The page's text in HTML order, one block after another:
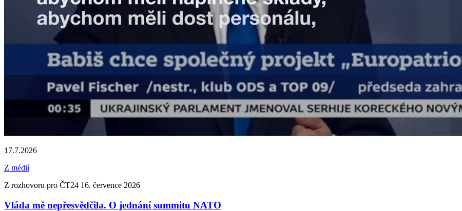
17.7.2026
Z médií
Z rozhovoru pro ČT24 16. července 2026
Vláda mě nepřesvědčila. O jednání summitu NATO